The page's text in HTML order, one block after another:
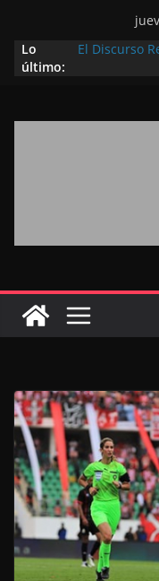
Lo
último:
El Discurso
Extranjero:
Marruecos
destinada a
en una
marroquí-